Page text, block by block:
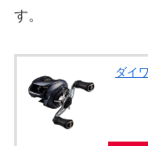
す。
ダイ